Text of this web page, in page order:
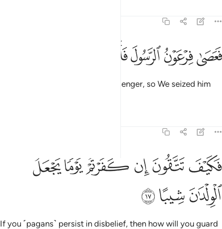
فعصى فرعون الرسول فاخذناه اخذا وبيلا ١٦
فَعَصَىٰ فِرْعَوْنُ ٱلرَّسُولَ فَأَخَذْنَـٰهُ أَخْذًۭا وَبِيلًۭا ١٦
ﲬﲭﲮﲯ
But Pharaoh disobeyed the messenger, so We seized him
فكيف تتقون ان كفرتم يوما يجعل الولدان شيبا ١٧
فَكَيْفَ تَتَّقُونَ إِن كَفَرْتُمْ يَوْمًۭا يَجْعَلُ ٱلْوِلْدَٰنَ شِيبًا ١٧
ﲳﲴﲵﲶﲷﲸ
ﲹﲺﲻ
If you ˹pagans˺ persist in disbelief, then how will you guard